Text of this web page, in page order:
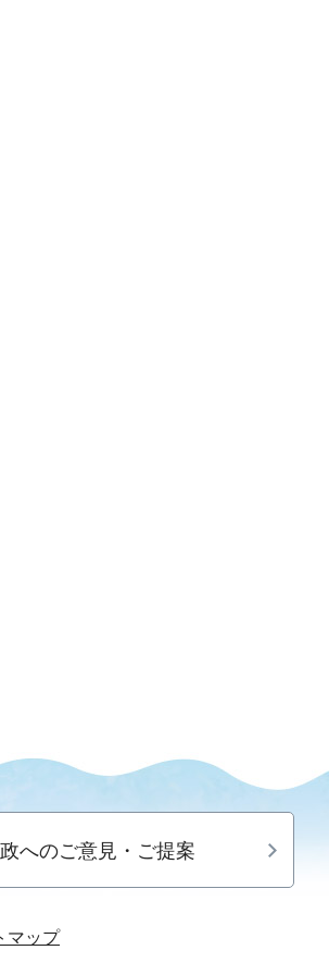
へのご意見・ご提案
マップ